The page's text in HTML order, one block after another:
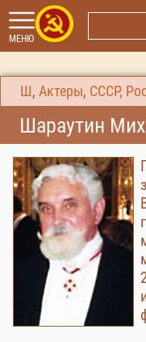
МЕНЮ
Ш , Актеры, СССР,
Шараутин